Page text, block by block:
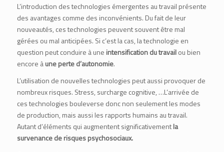
L’introduction des technologies émergentes au travail présente
des avantages comme des inconvénients. Du fait de leur
nouveautés, ces technologies peuvent souvent être mal
gérées ou mal anticipées. Si c’est la cas, la technologie en
question peut conduire à une intensification du travailou bien
encore àune perte d’autonomie.
L’utilisation de nouvelles technologies peut aussi provoquer de
nombreux risques. Stress, surcharge cognitive, …L’arrivée de
ces technologies bouleverse donc non seulement les modes
de production, mais aussi les rapports humains au travail.
Autant d’éléments qui augmentent significativementla
survenance de risques psychosociaux.